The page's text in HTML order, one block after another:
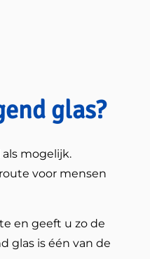
glas?
mogelijk.
voor mensen
en geeft u zo de
glas is één van de